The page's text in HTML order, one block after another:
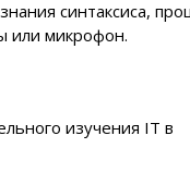
синтаксиса,
или микрофон.
изучения IT в